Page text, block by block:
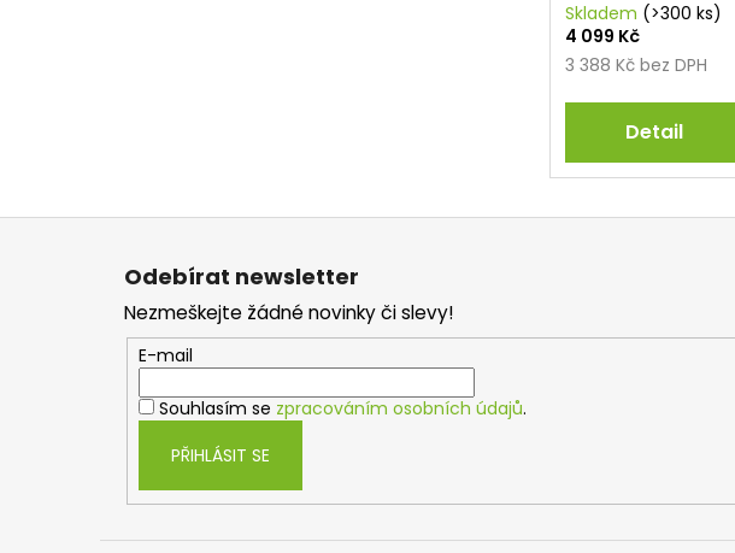
Skladem (>300 ks)
3 388 Kč bez DPH
4 099 Kč
Detail
Odebírat newsletter
Nezmeškejte žádné novinky či slevy!
E-mail
Souhlasím se zpracováním osobních údajů.
PŘIHLÁSIT SE